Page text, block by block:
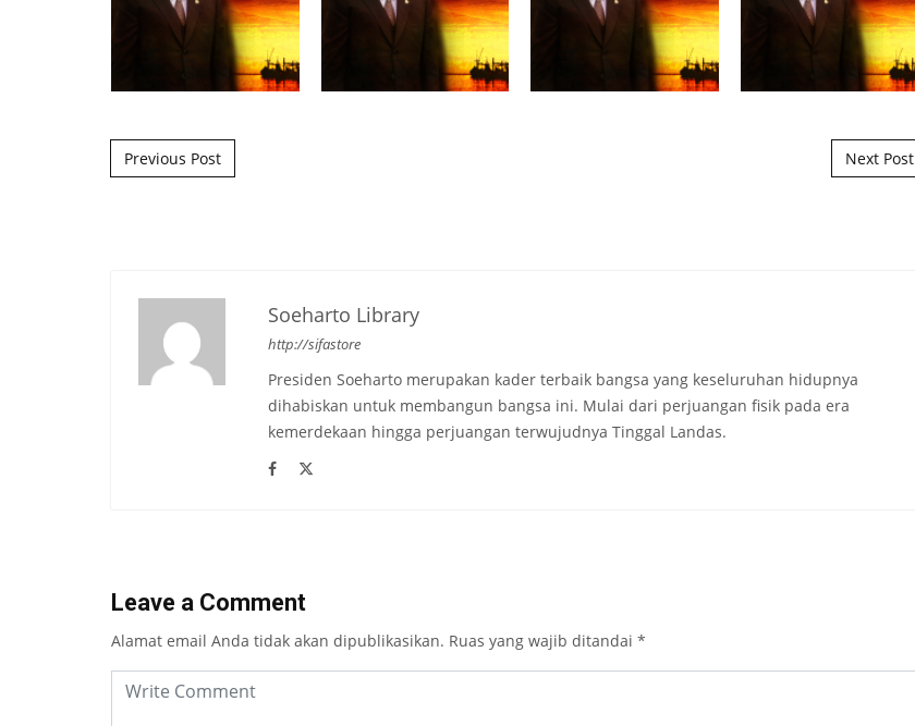
Post navigation
Previous Post Next Post
Soeharto Library
http://sifastore
Presiden Soeharto merupakan kader terbaik bangsa yang keseluruhan hidupnya
dihabiskan untuk membangun bangsa ini. Mulai dari perjuangan fisik pada era
kemerdekaan hingga perjuangan terwujudnya Tinggal Landas.
Leave a Comment
Alamat email Anda tidak akan dipublikasikan. Ruas yang wajib ditandai *